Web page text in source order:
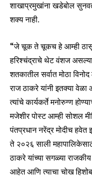
शाखाप्रमुखांना खडेबोल
शक्य नाही.
“जे चूक ते चूकच हे आम्ही
हरिश्चंद्राचे थेट वंशज
शतकातील सर्वात मोठा
राज ठाकरे यांनी इतक्या
त्यांचे कार्यकर्ते मनोरुग्ण
मजेशीर पोस्ट आम्ही सोशल
पंतप्रधान नरेंद्र मोदीच हवेत
ते २०२६ साली
ठाकरे यांच्या सगळ्या राजकीय
आहेत आणि त्याचा चोख